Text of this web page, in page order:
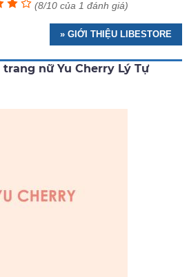
(8/10 của 1 đánh giá)
» GIỚI THIỆU LIBESTORE
nữ Yu Cherry Lý Tự